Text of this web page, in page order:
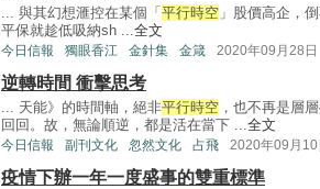
... 與其幻想滙控在某個「 平行時空 」股價高企，
平保就趁低吸納sh ...全文
今日信報 獨眼香江 金針集 金箴 2020年09月28日
逆轉時間 衝擊思考
... 天能》的時間軸，絕非平行時空 ，也不再是層
回回。故，無論順逆，都是活在當下 ...全文
今日信報 副刊文化 忽然文化 占飛 2020年09月10
疫情下辦一年一度盛事的雙重標準